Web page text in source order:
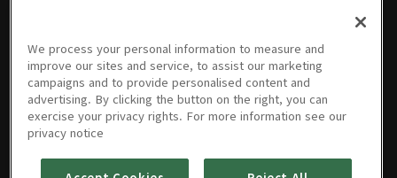
선 • 3분
8/5 TV조
선 • 3분
8/5 MBC
• 3분
8/5 YTN •
3분
8/5 YTN •
3분
8/4 채널A
• 1시간
8/4 JTBC
• 2분
We process your personal information to measure and
improve our sites and service, to assist our marketing
campaigns and to provide personalised content and
advertising. By clicking the button on the right, you can
exercise your privacy rights. For more information see our
privacy notice